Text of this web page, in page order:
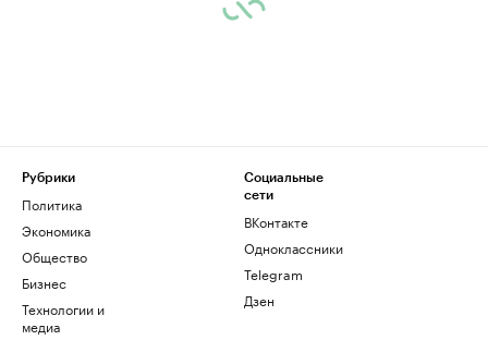
Рубрики
Политика
Экономика
Общество
Бизнес
Технологии и
медиа
Социальные
сети
ВКонтакте
Одноклассники
Telegram
Дзен